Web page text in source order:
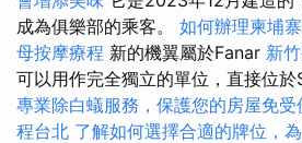
成為俱樂部的乘客。 如何辦理柬埔
母按摩療程 新的機翼屬於Fanar 新
可以用作完全獨立的單位，直接位
專業除白蟻服務，保護您的房屋免受
程台北 了解如何選擇合適的牌位，